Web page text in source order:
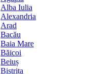
Alba Iulia
Alexandria
Arad
Bacău
Baia Mare
Băicoi
Beiuș
Bistrița